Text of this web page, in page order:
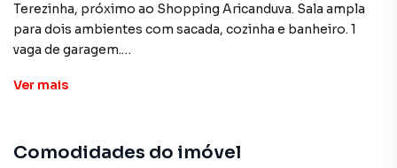
Terezinha, próximo ao Shopping Aricanduva. Sala ampla
para dois ambientes com sacada, cozinha e banheiro. 1
vaga de garagem.
churrasqueira, playground, quadra e mercadinho 24h.
Condomínio: R$ 453/mês
Ver mais
Comodidades do imóvel